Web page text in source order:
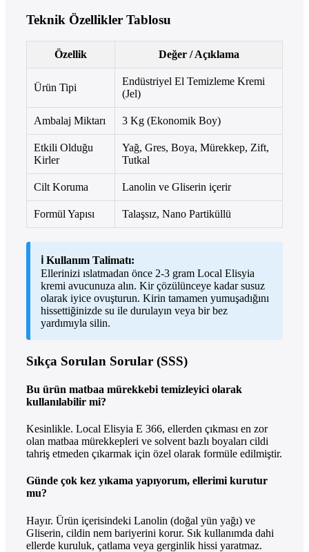
Teknik Özellikler Tablosu
Özellik Değer / Açıklama
Ürün Tipi
Endüstriyel El Temizleme Kremi
(Jel)
Ambalaj Miktarı 3 Kg (Ekonomik Boy)
Etkili Olduğu
Kirler
Yağ, Gres, Boya, Mürekkep, Zift,
Tutkal
Cilt Koruma Lanolin ve Gliserin içerir
Formül Yapısı Talaşsız, Nano Partiküllü
ℹ️ Kullanım Talimatı:
Ellerinizi ıslatmadan önce 2-3 gram Local Elisyia
kremi avucunuza alın. Kir çözülünceye kadar susuz
olarak iyice ovuşturun. Kirin tamamen yumuşadığını
hissettiğinizde su ile durulayın veya bir bez
yardımıyla silin.
Sıkça Sorulan Sorular (SSS)
Bu ürün matbaa mürekkebi temizleyici olarak
kullanılabilir mi?
Kesinlikle. Local Elisyia E 366, ellerden çıkması en zor
olan matbaa mürekkepleri ve solvent bazlı boyaları cildi
tahriş etmeden çıkarmak için özel olarak formüle edilmiştir.
Günde çok kez yıkama yapıyorum, ellerimi kurutur
mu?
Hayır. Ürün içerisindeki Lanolin (doğal yün yağı) ve
Gliserin, cildin nem bariyerini korur. Sık kullanımda dahi
ellerde kuruluk, çatlama veya gerginlik hissi yaratmaz.